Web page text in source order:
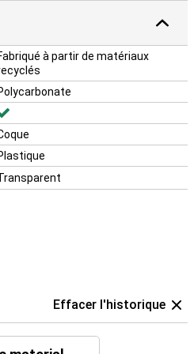
à partir de matériaux
Effacer l'historique